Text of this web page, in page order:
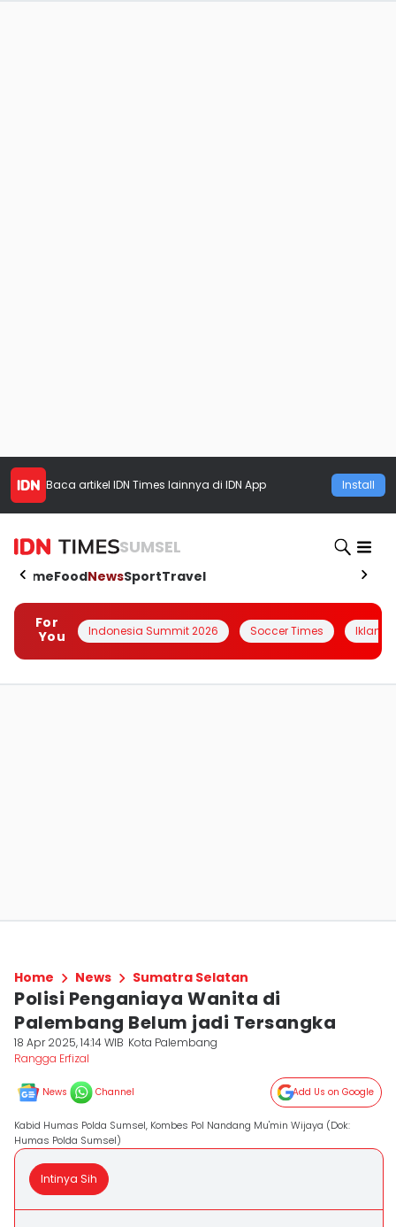
Baca artikel IDN Times lainnya di IDN App Install
SUMSEL
HomeFoodNewsSportTravel
For
You
Indonesia Summit 2026 Soccer Times Iklanin
Home News Sumatra Selatan
Polisi Penganiaya Wanita di
Palembang Belum jadi Tersangka
18 Apr 2025, 14:14 WIB Kota Palembang
Rangga Erfizal
News Channel Add Us on Google
Kabid Humas Polda Sumsel, Kombes Pol Nandang Mu'min Wijaya (Dok:
Humas Polda Sumsel)
Intinya Sih